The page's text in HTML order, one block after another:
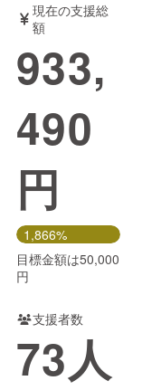
書籍・雑誌
チャレンジ
Creation
コミュニティ
現在の支援総
額
933,
490
円
1,866%
目標金額は50,000
円
支援者数
73人